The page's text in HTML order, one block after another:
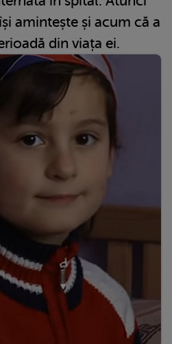
amintește și acum că a
din viața ei.